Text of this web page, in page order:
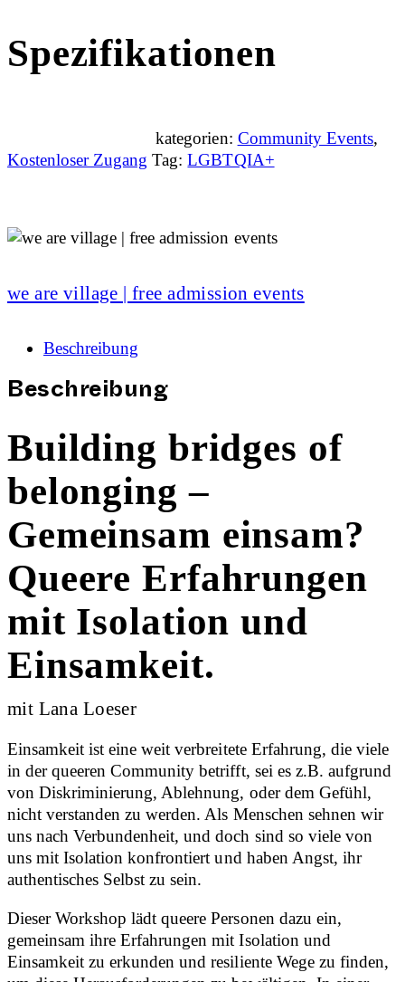
Spezifikationen
kategorien: Community Events,
Kostenloser Zugang Tag: LGBTQIA+
we are village | free admission events
Beschreibung
Beschreibung
Building bridges of
belonging –
Gemeinsam einsam?
Queere Erfahrungen
mit Isolation und
Einsamkeit.
mit Lana Loeser
Einsamkeit ist eine weit verbreitete Erfahrung, die viele
in der queeren Community betrifft, sei es z.B. aufgrund
von Diskriminierung, Ablehnung, oder dem Gefühl,
nicht verstanden zu werden. Als Menschen sehnen wir
uns nach Verbundenheit, und doch sind so viele von
uns mit Isolation konfrontiert und haben Angst, ihr
authentisches Selbst zu sein.
Dieser Workshop lädt queere Personen dazu ein,
gemeinsam ihre Erfahrungen mit Isolation und
Einsamkeit zu erkunden und resiliente Wege zu finden,